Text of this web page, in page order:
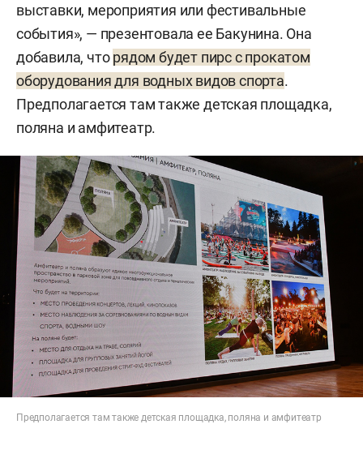
разработка проекта обустройства парка
«Молодежный» в Заинске, спортивный кластер
каскадов прудов Лениногорска и пр. Самый
громкий проект бюро — победа в конкурсе
на реконструкцию ТЦ «Кольцо» в Казани.
выставки, мероприятия или фестивальные
события», — презентовала ее Бакунина. Она
добавила, чторядом будет пирс с прокатом
оборудования для водных видов спорта.
Предполагается там также детская площадка,
поляна и амфитеатр.
Предполагается там также детская площадка, поляна и амфитеатр